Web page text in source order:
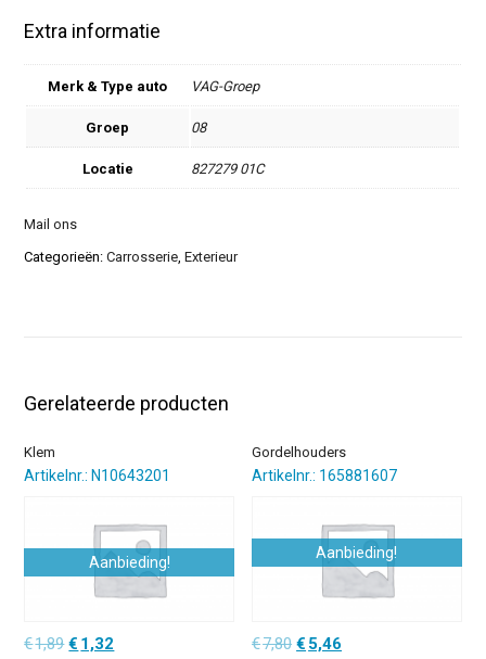
Extra informatie
Merk & Type auto VAG-Groep
Groep 08
Locatie 827279 01C
Mail ons
Categorieën:Carrosserie,Exterieur
Gerelateerde producten
Klem
Artikelnr.: N10643201
Aanbieding!
€1,89Oorspronkelijke
€ 1,32
Gordelhouders
Artikelnr.: 165881607
Aanbieding!
€7,80 Oorspronkelijke
€ 5,46